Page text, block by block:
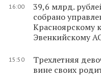
16:00
39,6 млрд.
собрано
Красноярскому
Эвенкийскому
15:50
Трехлетняя
вине своих